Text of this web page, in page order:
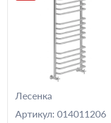
Лесенка
Артикул: 014011206